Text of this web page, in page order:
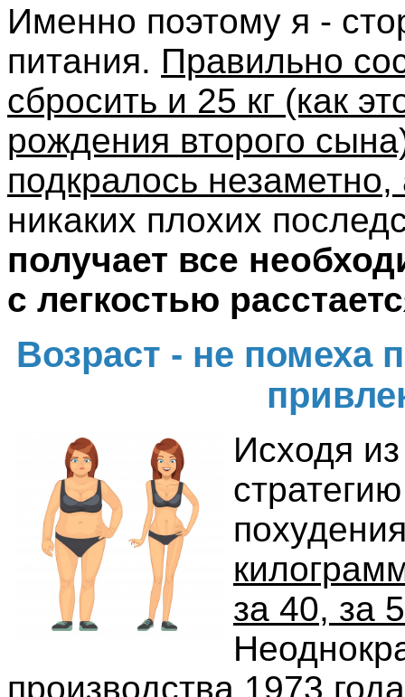
Именно поэтому я -
питания. Правильно
сбросить и 25 кг (как
рождения второго
подкралось
никаких плохих
получает все
с легкостью
Возраст - не помеха
Исходя
за 40, за
производства 1973